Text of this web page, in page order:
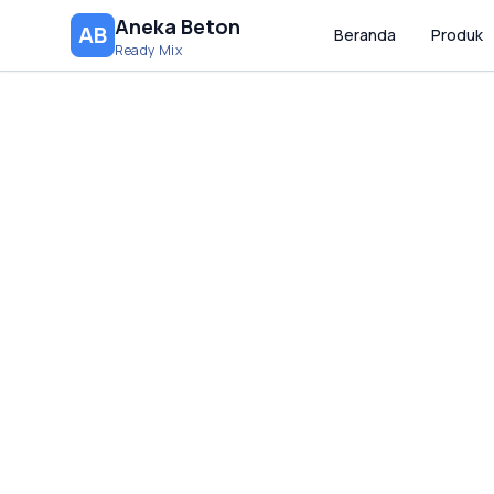
AB Aneka Beton
Ready Mix
Beranda Produk